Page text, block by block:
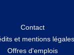
Contact
et mentions légales
Offres d'emplois